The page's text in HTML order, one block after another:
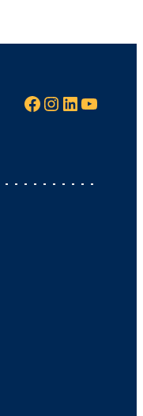
Facebook InstagramLinkedIn YouTube